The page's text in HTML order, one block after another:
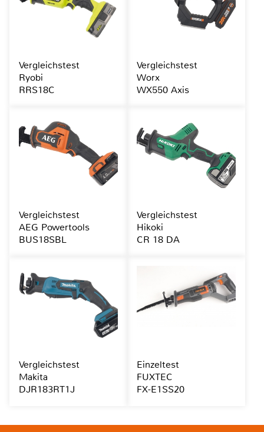
Vergleichstest
Ryobi
RRS18C
Vergleichstest
Worx
WX550 Axis
Vergleichstest
AEG Powertools
BUS18SBL
Vergleichstest
Hikoki
CR 18 DA
Vergleichstest
Makita
DJR183RT1J
Einzeltest
FUXTEC
FX-E1SS20